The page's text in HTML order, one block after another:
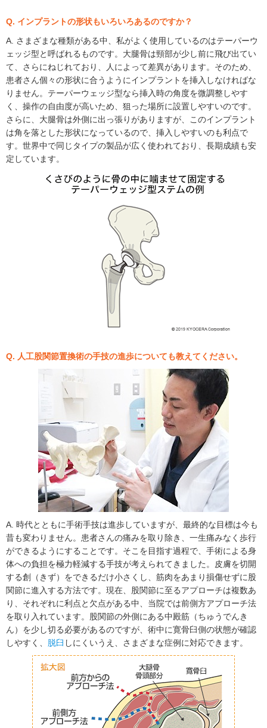
Q. インプラントの形状もいろいろあるのですか？
A. さまざまな種類がある中、私がよく使用しているのはテーパーウ
ェッジ型と呼ばれるものです。大腿骨は頸部が少し前に飛び出てい
て、さらにねじれており、人によって差異があります。そのため、
患者さん個々の形状に合うようにインプラントを挿入しなければな
りません。テーパーウェッジ型なら挿入時の角度を微調整しやす
く、操作の自由度が高いため、狙った場所に設置しやすいのです。
さらに、大腿骨は外側に出っ張りがありますが、このインプラント
は角を落とした形状になっているので、挿入しやすいのも利点で
す。世界中で同じタイプの製品が広く使われており、長期成績も安
定しています。
Q. 人工股関節置換術の手技の進歩についても教えてください。
A. 時代とともに手術手技は進歩していますが、最終的な目標は今も
昔も変わりません。患者さんの痛みを取り除き、一生痛みなく歩行
ができるようにすることです。そこを目指す過程で、手術による身
体への負担を極力軽減する手技が考えられてきました。皮膚を切開
する創（きず）をできるだけ小さくし、筋肉をあまり損傷せずに股
関節に進入する方法です。現在、股関節に至るアプローチは複数あ
り、それぞれに利点と欠点がある中、当院では前側方アプローチ法
を取り入れています。股関節の外側にある中殿筋（ちゅうでんき
ん）を少し切る必要があるのですが、術中に寛骨臼側の状態が確認
しやすく、 脱臼 しにくいうえ、さまざまな症例に対応できます。